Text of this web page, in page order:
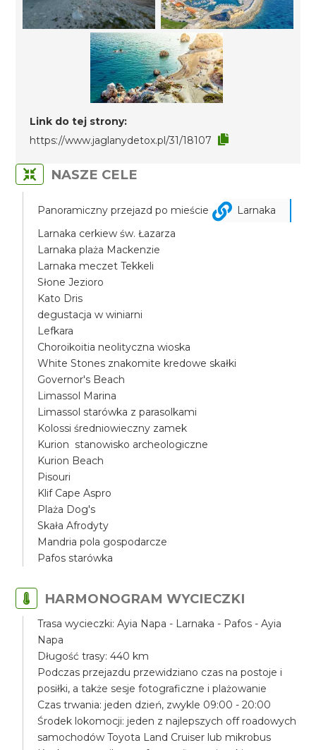
Link do tej strony:
https://www.jaglanydetox.pl/31/18107
NASZE CELE
Panoramiczny przejazd po mieście
Larnaka
Larnaka cerkiew św. Łazarza
Larnaka plaża Mackenzie
Larnaka meczet Tekkeli
Słone Jezioro
Kato Dris
degustacja w winiarni
Lefkara
Choroikoitia neolityczna wioska
White Stones znakomite kredowe skałki
Governor's Beach
Limassol Marina
Limassol starówka z parasolkami
Kolossi średniowieczny zamek
Kurion stanowisko archeologiczne
Kurion Beach
Pisouri
Klif Cape Aspro
Plaża Dog's
Skała Afrodyty
Mandria pola gospodarcze
Pafos starówka
HARMONOGRAM WYCIECZKI
Trasa wycieczki: Ayia Napa - Larnaka - Pafos - Ayia
Napa
Długość trasy: 440 km
Podczas przejazdu przewidziano czas na postoje i
posiłki, a także sesje fotograficzne i plażowanie
Czas trwania: jeden dzień, zwykle 09:00 - 20:00
Środek lokomocji: jeden z najlepszych off roadowych
samochodów Toyota Land Cruiser lub mikrobus